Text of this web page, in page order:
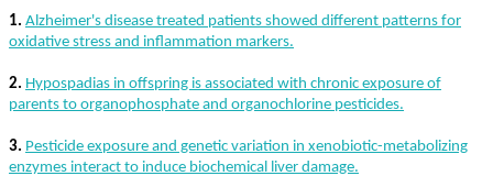
1. Alzheimer's disease treated patients showed different patterns for
oxidative stress and inflammation markers.
2. Hypospadias in offspring is associated with chronic exposure of
parents to organophosphate and organochlorine pesticides.
3. Pesticide exposure and genetic variation in xenobiotic-metabolizing
enzymes interact to induce biochemical liver damage.